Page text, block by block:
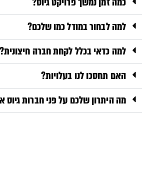
למה לבחור במודל כמו שלכם?
למה כדאי בכלל לקחת חברה חיצונית?
האם תחסכו לנו בעלויות?
מה היתרון שלכם על פני חברות גיוס